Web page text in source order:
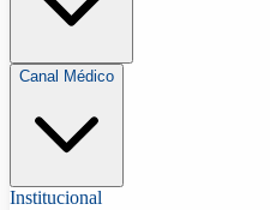
Canal Médico
Institucional